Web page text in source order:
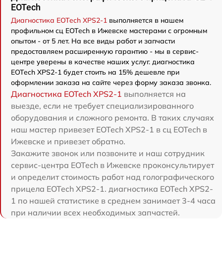
EOTech
Диагностика EOTech XPS2-1 выполняется в нашем
профильном сц EOTech в Ижевске мастерами с огромным
опытом - от 5 лет. На все виды работ и запчасти
предоставляем расширенную гарантию - мы в сервис-
центре уверены в качестве наших услуг. диагностика
EOTech XPS2-1 будет стоить на 15% дешевле при
оформлении заказа на сайте через форму заказа звонка.
Диагностика EOTech XPS2-1 выполняется на
выезде, если не требует специализированного
оборудования и сложного ремонта. В таких случаях
наш мастер привезет EOTech XPS2-1 в сц EOTech в
Ижевске и привезет обратно.
Закажите звонок или позвоните и наш сотрудник
сервис-центра EOTech в Ижевске проконсультирует
и определит стоимость работ над голографического
прицела EOTech XPS2-1. диагностика EOTech XPS2-
1 по нашей статистике в среднем занимает 3-4 часа
при наличии всех необходимых запчастей.